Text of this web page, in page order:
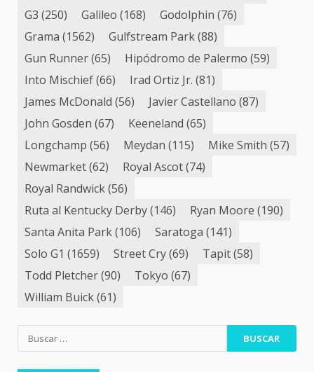
G3 (250) Galileo (168) Godolphin (76)
Grama (1562) Gulfstream Park(88)
Gun Runner(65) Hipódromo de Palermo (59)
Into Mischief(66) Irad Ortiz Jr. (81)
James McDonald (56) Javier Castellano (87)
John Gosden (67) Keeneland (65)
Longchamp (56) Meydan (115) Mike Smith (57)
Newmarket(62) Royal Ascot(74)
Royal Randwick(56)
Ruta al Kentucky Derby(146) Ryan Moore (190)
Santa Anita Park(106) Saratoga (141)
Solo G1 (1659) Street Cry(69) Tapit(58)
Todd Pletcher(90) Tokyo (67)
William Buick(61)
Buscar: